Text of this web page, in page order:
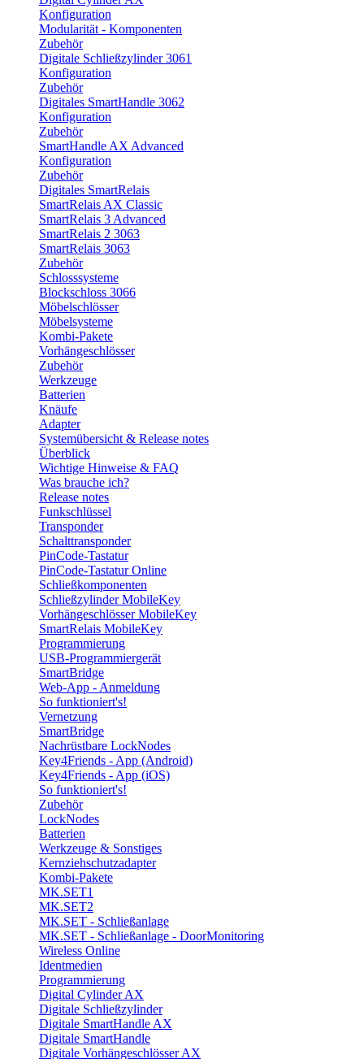
Konfiguration
Modularität - Komponenten
Zubehör
Digitale Schließzylinder 3061
Konfiguration
Zubehör
Digitales SmartHandle 3062
Konfiguration
Zubehör
SmartHandle AX Advanced
Konfiguration
Zubehör
Digitales SmartRelais
SmartRelais AX Classic
SmartRelais 3 Advanced
SmartRelais 2 3063
SmartRelais 3063
Zubehör
Schlosssysteme
Blockschloss 3066
Möbelschlösser
Möbelsysteme
Kombi-Pakete
Vorhängeschlösser
Zubehör
Werkzeuge
Batterien
Knäufe
Adapter
Systemübersicht & Release notes
Überblick
Wichtige Hinweise & FAQ
Was brauche ich?
Release notes
Funkschlüssel
Transponder
Schalttransponder
PinCode-Tastatur
PinCode-Tastatur Online
Schließkomponenten
Schließzylinder MobileKey
Vorhängeschlösser MobileKey
SmartRelais MobileKey
Programmierung
USB-Programmiergerät
SmartBridge
Web-App - Anmeldung
So funktioniert's!
Vernetzung
SmartBridge
Nachrüstbare LockNodes
Key4Friends - App (Android)
Key4Friends - App (iOS)
So funktioniert's!
Zubehör
LockNodes
Batterien
Werkzeuge & Sonstiges
Kernziehschutzadapter
Kombi-Pakete
MK.SET1
MK.SET2
MK.SET - Schließanlage
MK.SET - Schließanlage - DoorMonitoring
Wireless Online
Identmedien
Programmierung
Digital Cylinder AX
Digitale Schließzylinder
Digitale SmartHandle AX
Digitale SmartHandle
Digitale Vorhängeschlösser AX